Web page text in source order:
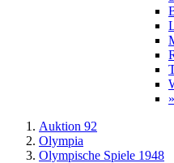
Auktion 92
Olympia
Olympische Spiele 1948